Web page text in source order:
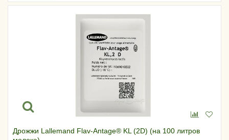
Дрожжи Lallemand Flav-Antage® KL (2D) (на 100 литров